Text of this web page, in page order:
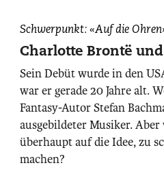
Stefan
fotografiert
von
Maurice
Haas
/
Diogenes
Verlag.
Schwerpunkt: «Auf die
Charlotte Brontë
Sein Debüt wurde in den
war er gerade 20 Jahre alt.
Fantasy-Autor Stefan
ausgebildeter Musiker.
überhaupt auf die Idee, zu
machen?